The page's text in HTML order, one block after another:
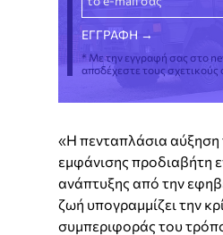
* Με την εγγραφή σας στο
αποδέχεστε τους σχετικούς
«Η πενταπλάσια αύξηση
εμφάνισης προδιαβήτη
ανάπτυξης από την
ζωή υπογραμμίζει την
συμπεριφοράς του